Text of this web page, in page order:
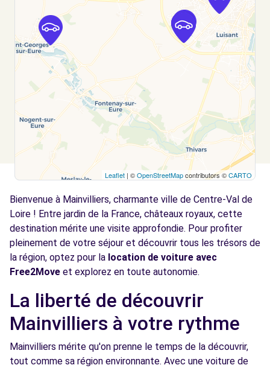
FONTENAY-SUR-EURE, 28630
Voir l'agence
Free2move Rent - CLARENS AUTOMOBILES -
FONTENAY SUR EURE (D)
3.5
km
11 Avenue du Val de l'Eure - Parc EUROVAL
Fontenay sur Eure, 28630
Voir l'agence
Free2move Rent - CLARENS AUTOMOBILES -3.5
km
11 Avenue du Val de l'Eure - Parc EUROVAL
Fontenay sur Eure, 28630
Free2move Rent - CLARENS AUTOMOBILES -
FONTENAY SUR EURE (O)
11 Avenue du Val de l'Eure - Parc EUROVAL
Voir l'agence
Leaflet | ©OpenStreetMapcontributors ©CARTO
Bienvenue à Mainvilliers, charmante ville de Centre-Val de
Loire ! Entre jardin de la France, châteaux royaux, cette
destination mérite une visite approfondie. Pour profiter
pleinement de votre séjour et découvrir tous les trésors de
la région, optez pour la location de voiture avec
Free2Move et explorez en toute autonomie.
La liberté de découvrir
Mainvilliers à votre rythme
Mainvilliers mérite qu'on prenne le temps de la découvrir,
tout comme sa région environnante. Avec une voiture de